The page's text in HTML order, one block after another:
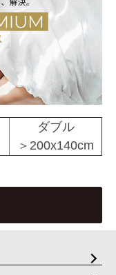
ダブル
＞200x140cm